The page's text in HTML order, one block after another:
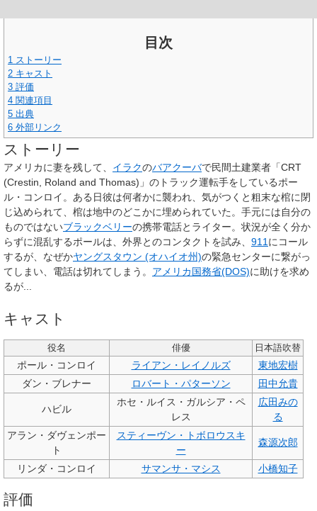
目次
1 ストーリー
2 キャスト
3 評価
4 関連項目
5 出典
6 外部リンク
ストーリー
アメリカに妻を残して、 イラクのバアクーバで民間土建業者「CRT
(Crestin, Roland and Thomas)」のトラック運転手をしているポー
ル・コンロイ。ある日彼は何者かに襲われ、気がつくと粗末な棺に閉
じ込められて、棺は地中のどこかに埋められていた。手元には自分の
ものではないブラックベリーの携帯電話とライター。状況が全く分か
らずに混乱するポールは、外界とのコンタクトを試み、 911にコール
するが、なぜかヤングスタウン (オハイオ州)の緊急センターに繋がっ
てしまい、電話は切れてしまう。 アメリカ国務省(DOS)に助けを求め
るが...
キャスト
役名 俳優 日本語吹替
ポール・コンロイ ライアン・レイノルズ
東地宏樹
ダン・ブレナー
ロバート・パターソン 田中允貴
ハビル
ホセ・ルイス・ガルシア・ペ
レス
広田みの
る
アラン・ダヴェンポー
ト
スティーヴン・トボロウスキ
ー
森源次郎
リンダ・コンロイ サマンサ・マシス 小橋知子
評価